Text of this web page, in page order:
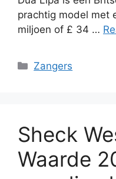
prachtig model met
miljoen of £ 34 …
Categories
Zangers
Sheck
Waarde